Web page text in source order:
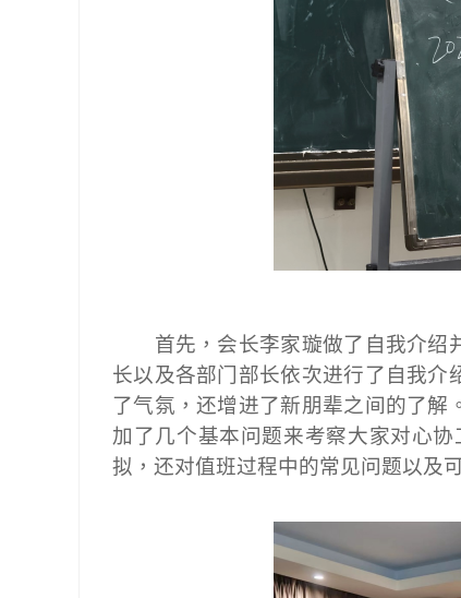
首先，会长李家璇做了自我介绍
长以及各部门部长依次进行了自我介
了气氛，还增进了新朋辈之间的了解
加了几个基本问题来考察大家对心
拟，还对值班过程中的常见问题以及